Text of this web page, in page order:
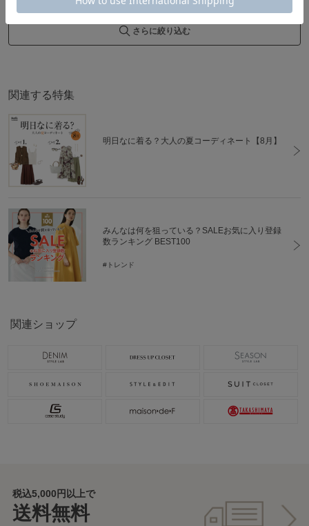
さらに絞り込む
関連する特集
明日なに着る？大人の夏コーディネート【8月】
みんなは何を狙っている？SALEお気に入り登録
数ランキング BEST100
#トレンド
関連ショップ
税込5,000円以上で
送料無料